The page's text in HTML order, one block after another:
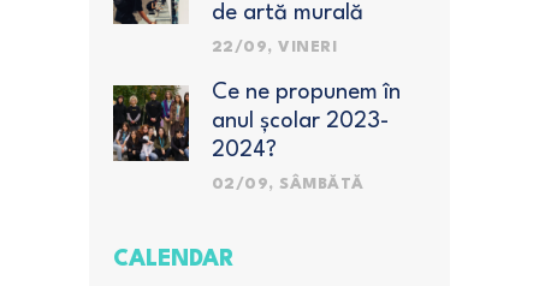
de artă murală
pentru elevi
22/09, VINERI
Ce ne propunem în
anul școlar 2023-
2024?
02/09, SÂMBĂTĂ
CALENDAR